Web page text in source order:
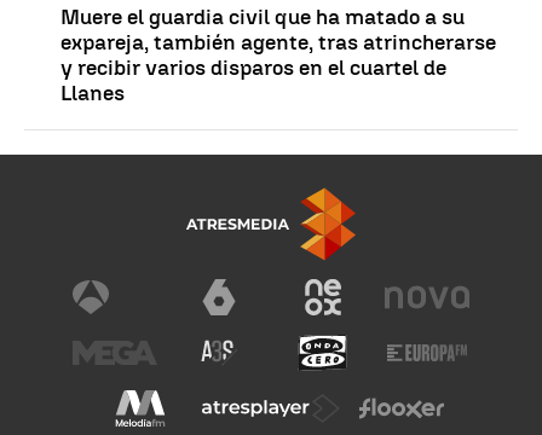
Muere el guardia civil que ha matado a su
expareja, también agente, tras atrincherarse
y recibir varios disparos en el cuartel de
Llanes